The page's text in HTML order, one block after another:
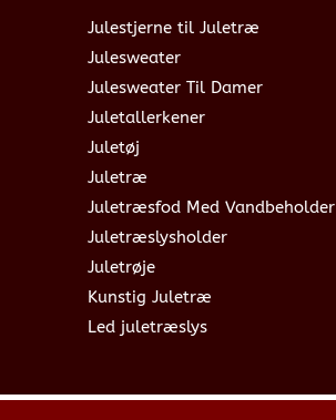
Julestjerne til Juletræ
Julesweater
Julesweater Til Damer
Juletallerkener
Juletøj
Juletræ
Juletræsfod Med Vandbeholder
Juletræslysholder
Juletrøje
Kunstig Juletræ
Led juletræslys